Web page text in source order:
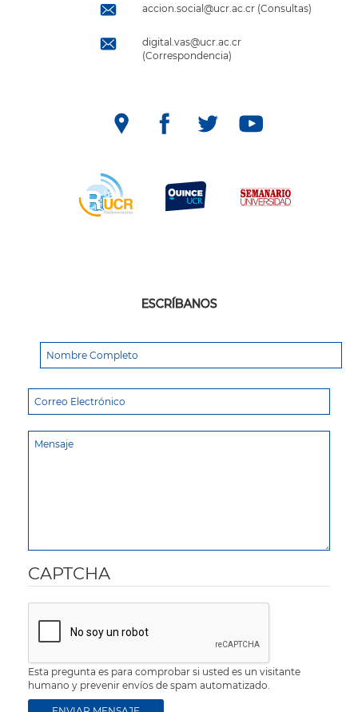
accion.social@ucr.ac.cr (Consultas)
digital.vas@ucr.ac.cr
(Correspondencia)
ESCRÍBANOS
CAPTCHA
Esta pregunta es para comprobar si usted es un visitante
humano y prevenir envíos de spam automatizado.